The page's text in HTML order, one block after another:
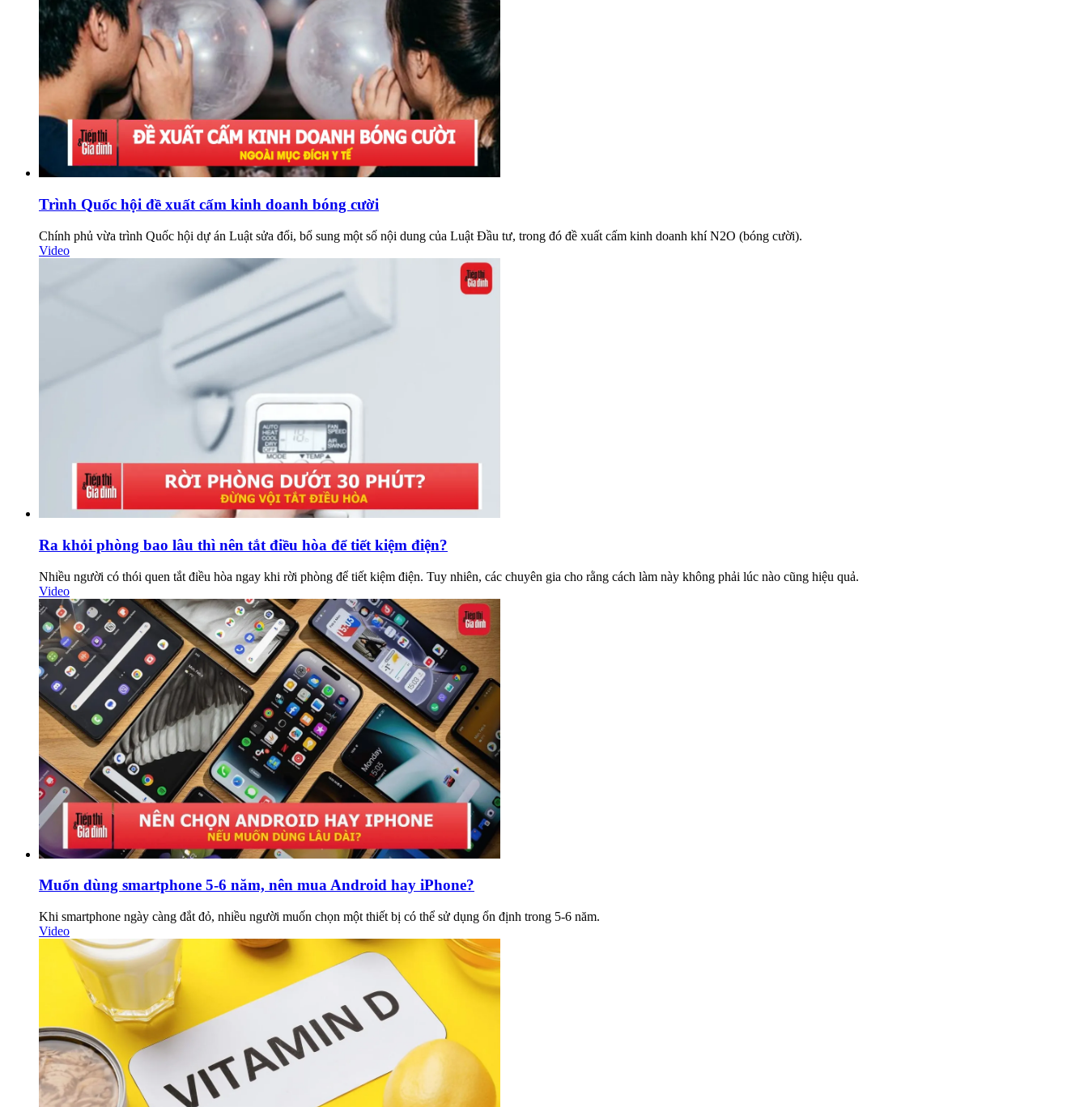
Trình Quốc hội đề xuất cấm kinh doanh bóng cười
Chính phủ vừa trình Quốc hội dự án Luật sửa đổi, bổ sung một số nội dung của Luật Đầu tư, trong đó đề xuất cấm kinh doanh khí N2O (bóng cười).
Video
Ra khỏi phòng bao lâu thì nên tắt điều hòa để tiết kiệm điện?
Nhiều người có thói quen tắt điều hòa ngay khi rời phòng để tiết kiệm điện. Tuy nhiên, các chuyên gia cho rằng cách làm này không phải lúc nào cũng hiệu quả.
Video
Muốn dùng smartphone 5-6 năm, nên mua Android hay iPhone?
Khi smartphone ngày càng đắt đỏ, nhiều người muốn chọn một thiết bị có thể sử dụng ổn định trong 5-6 năm.
Video